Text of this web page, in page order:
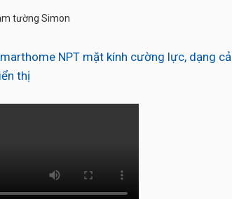
tường Simon
NPT mặt kính cường lực, dạng
thị